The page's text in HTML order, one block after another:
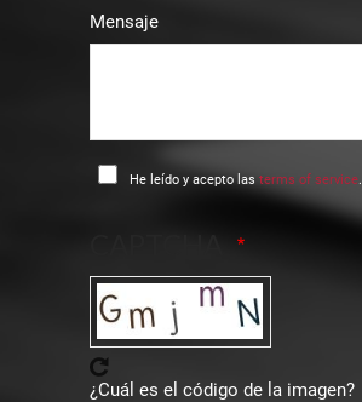
Mensaje
He leído y acepto las terms of service.
¿Cuál es el código de la imagen?